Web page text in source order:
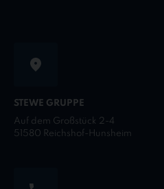
STEWE GRUPPE
Auf dem Großstück 2-4
51580 Reichshof-Hunsheim